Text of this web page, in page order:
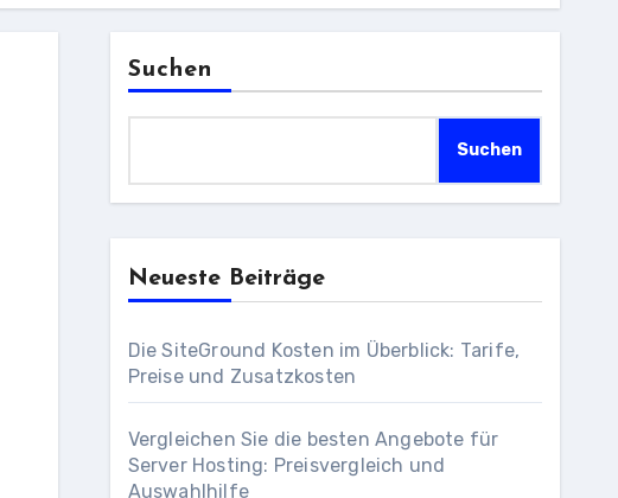
Suchen
Suchen
Neueste Beiträge
Die SiteGround Kosten im Überblick: Tarife,
Preise und Zusatzkosten
Vergleichen Sie die besten Angebote für
Server Hosting: Preisvergleich und
Auswahlhilfe